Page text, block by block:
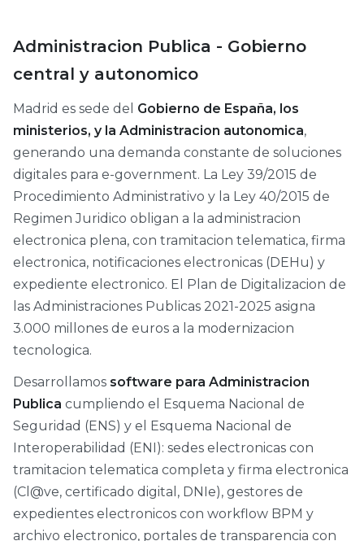
Administracion Publica - Gobierno
central y autonomico
Madrid es sede del Gobierno de España, los
ministerios, y la Administracion autonomica,
generando una demanda constante de soluciones
digitales para e-government. La Ley 39/2015 de
Procedimiento Administrativo y la Ley 40/2015 de
Regimen Juridico obligan a la administracion
electronica plena, con tramitacion telematica, firma
electronica, notificaciones electronicas (DEHu) y
expediente electronico. El Plan de Digitalizacion de
las Administraciones Publicas 2021-2025 asigna
3.000 millones de euros a la modernizacion
tecnologica.
Desarrollamos software para Administracion
Publica cumpliendo el Esquema Nacional de
Seguridad (ENS) y el Esquema Nacional de
Interoperabilidad (ENI): sedes electronicas con
tramitacion telematica completa y firma electronica
(Cl@ve, certificado digital, DNIe), gestores de
expedientes electronicos con workflow BPM y
archivo electronico, portales de transparencia con